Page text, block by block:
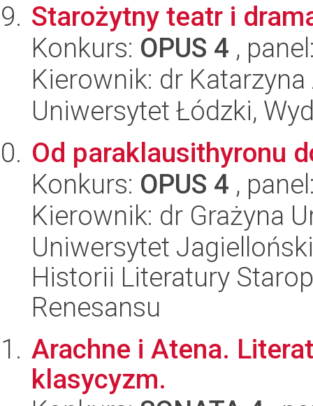
Starożytny teatr i
Konkurs: OPUS 4 ,
Kierownik: dr
Uniwersytet Łódzki,
Od paraklausithyronu
Konkurs: OPUS 4 ,
Kierownik: dr Grażyna
Uniwersytet
Historii Literatury
Renesansu
Arachne i Atena.
klasycyzm.